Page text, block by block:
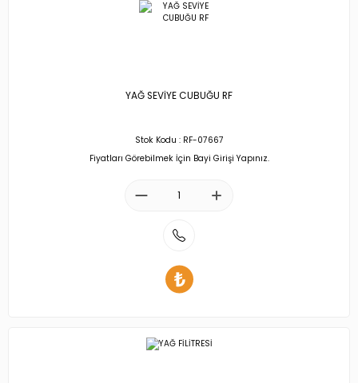
YAĞ SEVİYE CUBUĞU RF
Stok Kodu : RF-07667
Fiyatları Görebilmek İçin Bayi Girişi Yapınız.